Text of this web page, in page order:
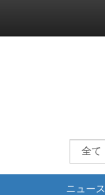
ニュース